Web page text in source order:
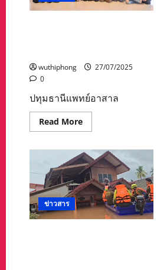
แทน
มูลนิธิ
ธร
พรหม
เพื่อ
การ
กุศล
เชิง
รุก
ลงพื้น
ที่
ศูนย์
ผู้
อพยพ
ตา
เมือ
นธม
wuthiphong
27/07/2025
0
ปทุมธานีแพทย์อาสาล
Read MoreRead
more
แพทย์
อาสา
ลง
ตรวจ
บริการ
พระ
ภิกษุ
สงฆ์
ใน
ข่าวสาร